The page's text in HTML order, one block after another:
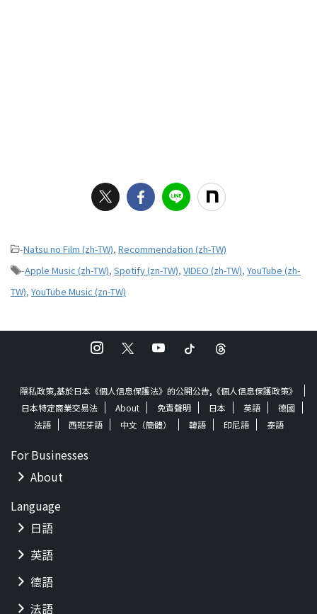
-Natsu no Film (zh-TW), Recommendation (zh-TW)
-Apple Music (zh-TW), Spotify (zn-TW), VIDEO (zh-TW), YouTube (zh-
TW), YouTube Music (zn-TW)
隱私政策,基於日本《個人信息保護法》的公開公告,《個人信息保護政策》
日本特定商業交易法
About 免責聲明 日本 英語
德國
法語
西班牙語 中文（簡體） 韓語 印尼語 泰語
For Businesses
About
Language
日語
英語
德語
法語